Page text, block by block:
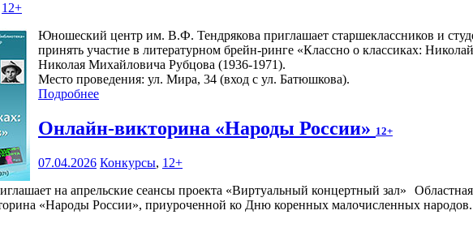
12+
Юношеский центр им. В.Ф. Тендрякова приглашает старшеклассников и
принять участие в литературном брейн-ринге «Классно о классиках:
Николая Михайловича Рубцова (1936-1971).
Место проведения: ул. Мира, 34 (вход с ул. Батюшкова).
Подробнее
Онлайн-викторина «Народы России» 12+
07.04.2026 Конкурсы, 12+
«Народы России», приуроченной ко Дню коренных малочисленных народов.